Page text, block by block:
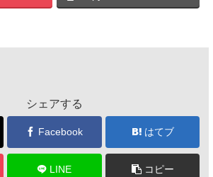
シェアする
Facebook はてブ
LINE コピー